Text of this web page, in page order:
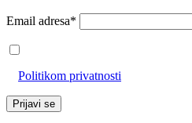
Email adresa*
Politikom privatnosti